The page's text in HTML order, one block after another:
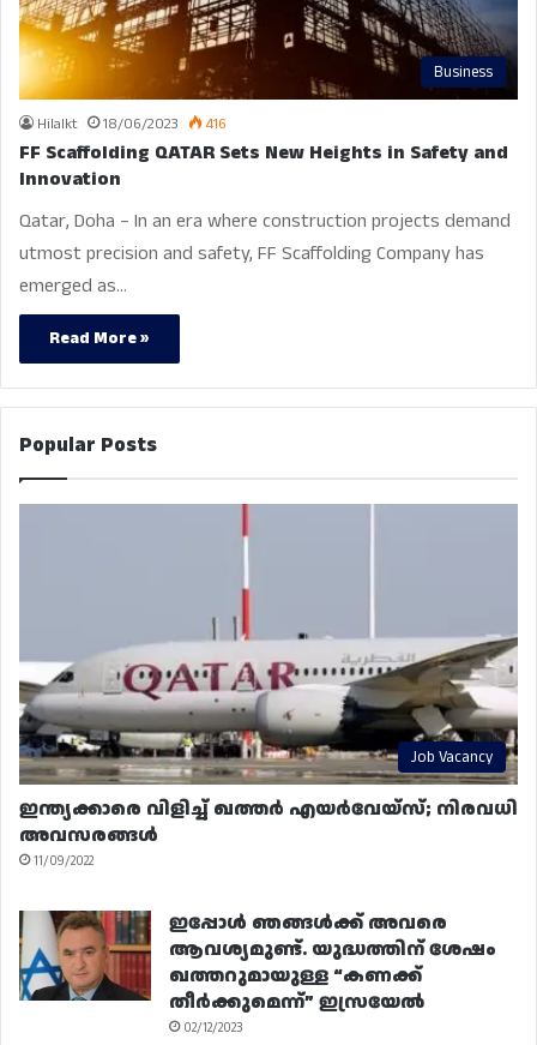
Business
Hilalkt 18/06/2023 416
FF Scaffolding QATAR Sets New Heights in Safety and
Innovation
Qatar, Doha – In an era where construction projects demand
utmost precision and safety, FF Scaffolding Company has
emerged as…
Read More »
Popular Posts
Job Vacancy
ഇന്ത്യക്കാരെ വിളിച്ച് ഖത്തർ എയർവേയ്‌സ്; നിരവധി
അവസരങ്ങൾ
11/09/2022
ഇപ്പോൾ ഞങ്ങൾക്ക് അവരെ
ആവശ്യമുണ്ട്. യുദ്ധത്തിന് ശേഷം
ഖത്തറുമായുള്ള “കണക്ക്
തീർക്കുമെന്ന്” ഇസ്രയേൽ
02/12/2023